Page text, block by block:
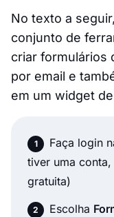
No texto a
conjunto de
criar formulários
por email e
em um widget
Faça login
tiver uma
gratuita)
Escolha